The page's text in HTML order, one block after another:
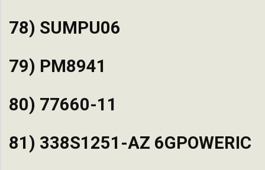
78) SUMPU06
79) PM8941
80) 77660-11
81) 338S1251-AZ 6GPOWERIC